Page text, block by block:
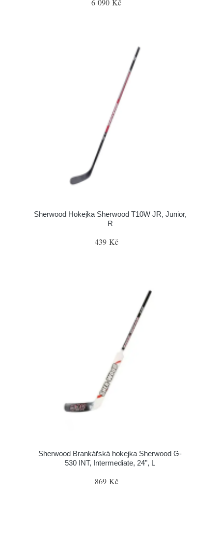
6 090 Kč
Sherwood Hokejka Sherwood T10W JR, Junior,
R
439 Kč
Sherwood Brankářská hokejka Sherwood G-
530 INT, Intermediate, 24", L
869 Kč